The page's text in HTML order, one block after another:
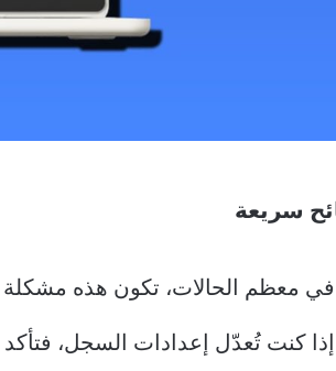
سريعة
في معظم الحالات، تكون هذه مشكلة
إذا كنت تُعدّل إعدادات السجل،